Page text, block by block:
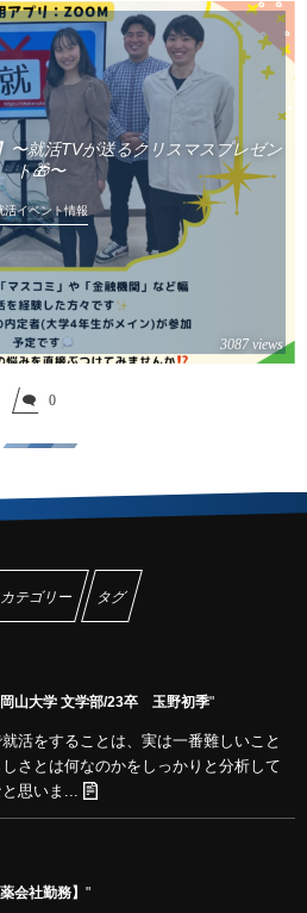
〜就活TVが送るクリスマスプレゼン
ト🎁〜
活イベント情報
3087 views
0
カテゴリー タグ
山大学 文学部/23卒 玉野初季"
活をすることは、実は一番難しいこと
さとは何なのかをしっかりと分析して
思いま...
社勤務】 "